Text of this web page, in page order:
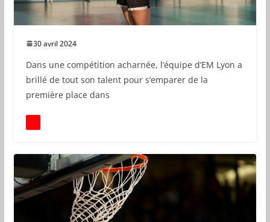
30 avril 2024
Dans une compétition acharnée, l’équipe d’EM Lyon a
brillé de tout son talent pour s’emparer de la
première place dans